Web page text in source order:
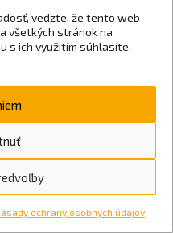
vedzte, že tento web
všetkých stránok na
s ich využitím súhlasíte.
ochrany osobných údajov
na všetky čelovky